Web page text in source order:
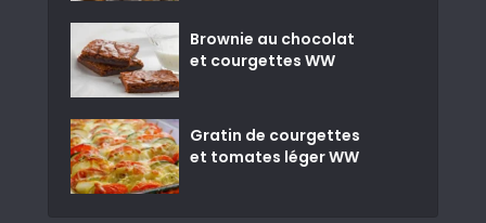
Brownie au chocolat
et courgettes WW
Gratin de courgettes
et tomates léger WW